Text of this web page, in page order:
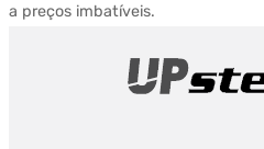
a preços imbatíveis.